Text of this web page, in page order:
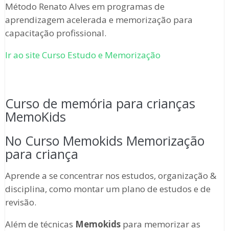
Método Renato Alves em programas de
aprendizagem acelerada e memorização para
capacitação profissional.
Ir ao site Curso Estudo e Memorização
Curso de memória para crianças
MemoKids
No Curso Memokids Memorização
para criança
Aprende a se concentrar nos estudos, organização &
disciplina, como montar um plano de estudos e de
revisão.
Além de técnicas Memokidspara memorizar as